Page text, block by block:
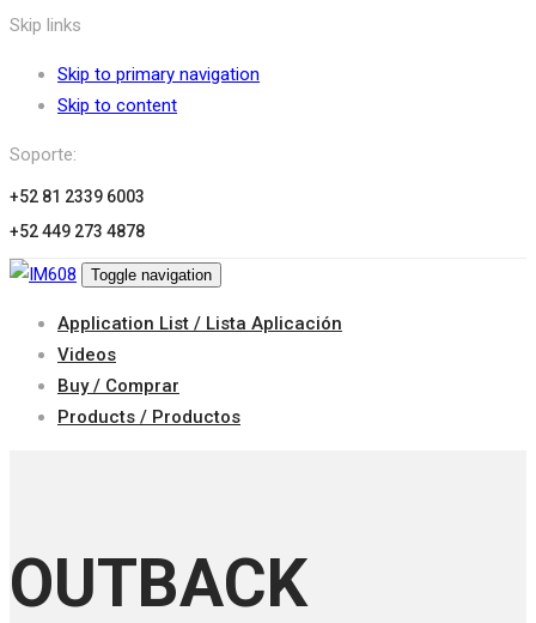
Skip links
Skip to primary navigation
Skip to content
Soporte:
+52 81 2339 6003
+52 449 273 4878
Toggle navigation
Application List / Lista Aplicación
Videos
Buy / Comprar
Products / Productos
OUTBACK